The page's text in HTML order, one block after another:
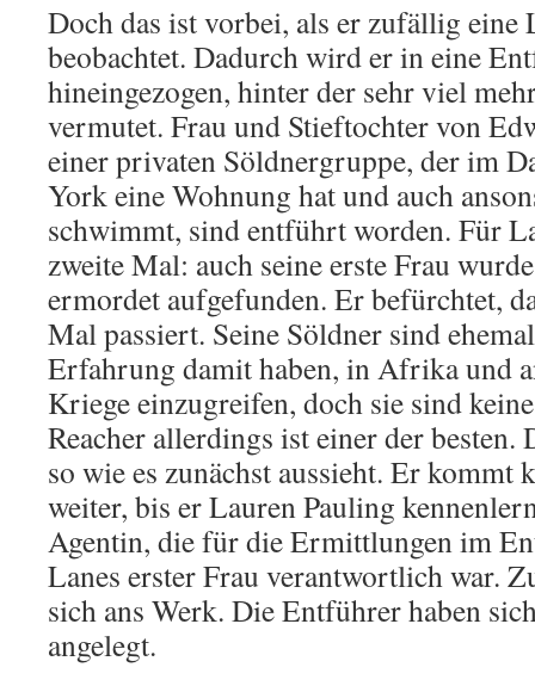
Doch das ist vorbei, als er zufällig eine
beobachtet. Dadurch wird er in eine
hineingezogen, hinter der sehr viel
vermutet. Frau und Stieftochter von
einer privaten Söldnergruppe, der im
York eine Wohnung hat und auch
schwimmt, sind entführt worden. Für
zweite Mal: auch seine erste Frau
ermordet aufgefunden. Er befürchtet,
Mal passiert. Seine Söldner sind
Erfahrung damit haben, in Afrika und
Kriege einzugreifen, doch sie sind
Reacher allerdings ist einer der besten.
so wie es zunächst aussieht. Er kommt
weiter, bis er Lauren Pauling
Agentin, die für die Ermittlungen im
Lanes erster Frau verantwortlich war.
sich ans Werk. Die Entführer haben
angelegt.